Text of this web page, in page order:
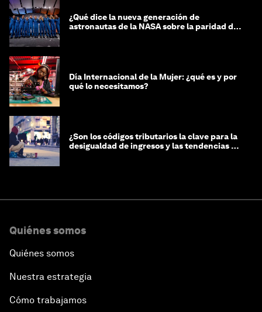
¿Qué dice la nueva generación de
astronautas de la NASA sobre la paridad de
Día Internacional de la Mujer: ¿qué es y por
qué lo necesitamos?
¿Son los códigos tributarios la clave para la
desigualdad de ingresos y las tendencias de
Quiénes somos
Quiénes somos
Nuestra estrategia
Cómo trabajamos